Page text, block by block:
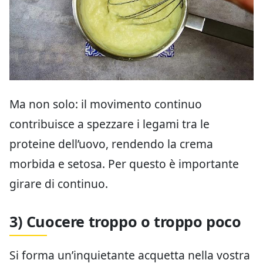
Ma non solo: il movimento continuo
contribuisce a spezzare i legami tra le
proteine dell’uovo, rendendo la crema
morbida e setosa. Per questo è importante
girare di continuo.
3) Cuocere troppo o troppo poco
Si forma un’inquietante acquetta nella vostra